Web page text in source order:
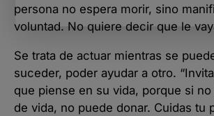
persona no espera morir, sino
voluntad. No quiere decir que le
Se trata de actuar mientras se
suceder, poder ayudar a otro.
que piense en su vida, porque si
de vida, no puede donar. Cuidas tu